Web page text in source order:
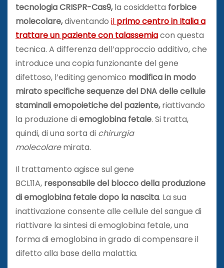
tecnologia CRISPR-Cas9,la cosiddetta forbice
molecolare,diventando il primo centro in Italia a
trattare un paziente con talassemiacon questa
tecnica. A differenza dell’approccio additivo, che
introduce una copia funzionante del gene
difettoso, l’editing genomico modifica in modo
mirato specifiche sequenze del DNA delle cellule
staminali emopoietiche del paziente,riattivando
la produzione diemoglobina fetale. Si tratta,
quindi, di una sorta di chirurgia
molecolaremirata.
Il trattamento agisce sul gene
BCL11A, responsabile del blocco della produzione
di emoglobina fetale dopo la nascita. La sua
inattivazione consente alle cellule del sangue di
riattivare la sintesi di emoglobina fetale, una
forma di emoglobina in grado di compensare il
difetto alla base della malattia.